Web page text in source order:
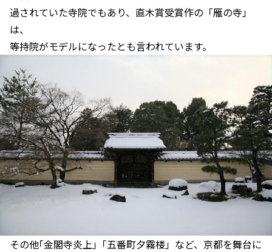
過されていた寺院でもあり、直木賞受賞作の「雁の寺」
は、
等持院がモデルになったとも言われています。
その他｢金閣寺炎上｣「五番町夕霧楼」など、京都を舞台に